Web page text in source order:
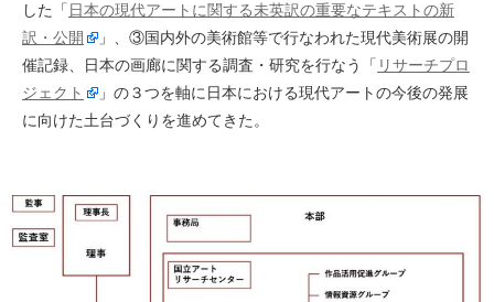
した「 日本の現代アートに関する未英訳の重要なテキストの新
訳・公開
」、③国内外の美術館等で行なわれた現代美術展の開
催記録、日本の画廊に関する調査・研究を行なう「 リサーチプロ
ジェクト
」の３つを軸に日本における現代アートの今後の発展
に向けた土台づくりを進めてきた。